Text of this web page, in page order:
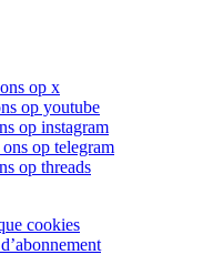
op x
op youtube
op instagram
op telegram
op threads
cookies